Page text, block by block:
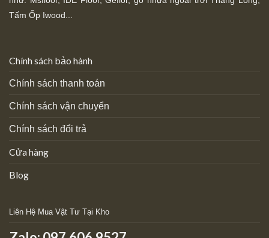
Tấm Ốp Iwood...
Chính sách bảo hành
Chính sách thanh toán
Chính sách vận chuyển
Chính sách đổi trả
Cửa hàng
Blog
Liên Hệ Mua Vật Tư Tại Kho